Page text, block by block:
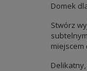
Domek
Stwórz